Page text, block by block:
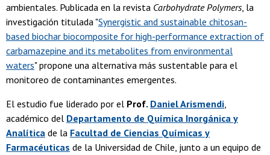
ambientales. Publicada en la revista Carbohydrate Polymers, la
investigación titulada "Synergistic and sustainable chitosan-
based biochar biocomposite for high-performance extraction of
carbamazepine and its metabolites from environmental
waters" propone una alternativa más sustentable para el
monitoreo de contaminantes emergentes.
El estudio fue liderado por el Prof. Daniel Arismendi,
académico del Departamento de Química Inorgánica y
Analítica de la Facultad de Ciencias Químicas y
Farmacéuticas de la Universidad de Chile, junto a un equipo de